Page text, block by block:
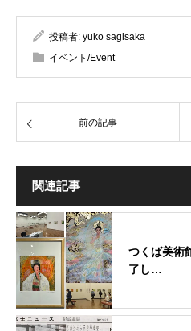
投稿者: yuko sagisaka
イベント/Event
前の記事
関連記事
つくば美術
了し…